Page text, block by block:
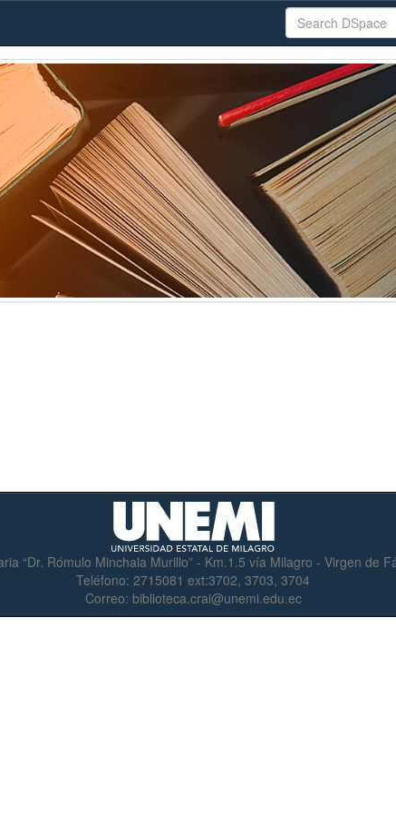
“Dr. Rómulo Minchala Murillo” - Km.1.5 vía Milagro - Virgen de
Teléfono: 2715081 ext:3702, 3703, 3704
Correo: biblioteca.crai@unemi.edu.ec